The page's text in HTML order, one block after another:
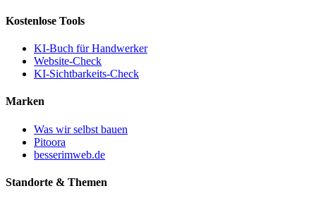
Jobs
Anfrage stellen
Kostenlose Tools
KI-Buch für Handwerker
KI-Sichtbarkeits-Check
Marken
Was wir selbst bauen